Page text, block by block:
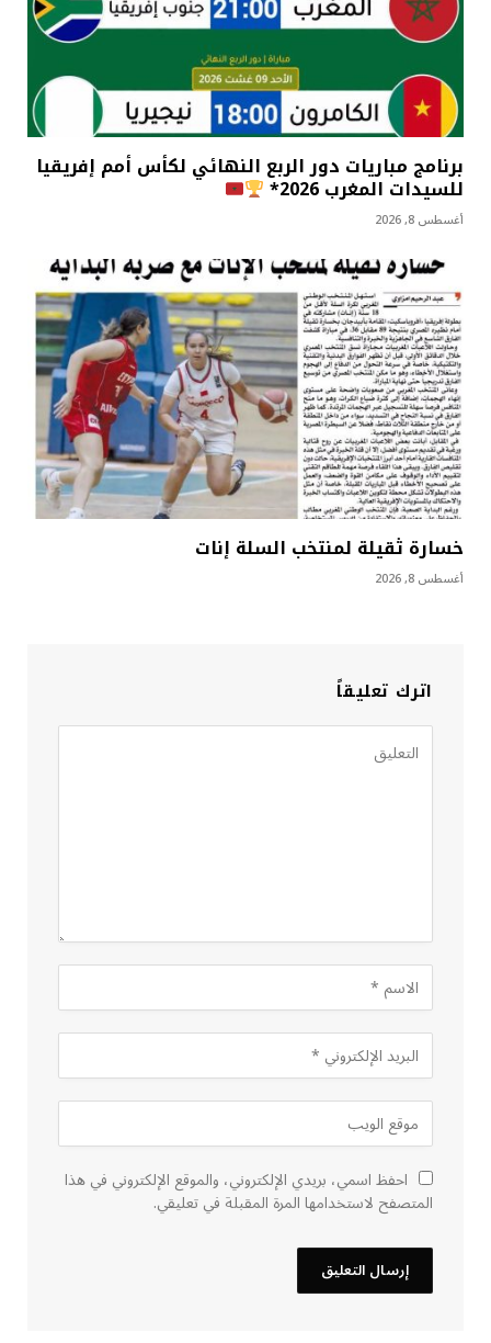
برنامج مباريات دور الربع النهائي لكأس أمم إفريقيا
للسيدات المغرب 2026*
أغسطس 8, 2026
خسارة ثقيلة لمنتخب السلة إنات
أغسطس 8, 2026
اترك تعليقاً
احفظ اسمي، بريدي الإلكتروني، والموقع الإلكتروني في هذا
المتصفح لاستخدامها المرة المقبلة في تعليقي.